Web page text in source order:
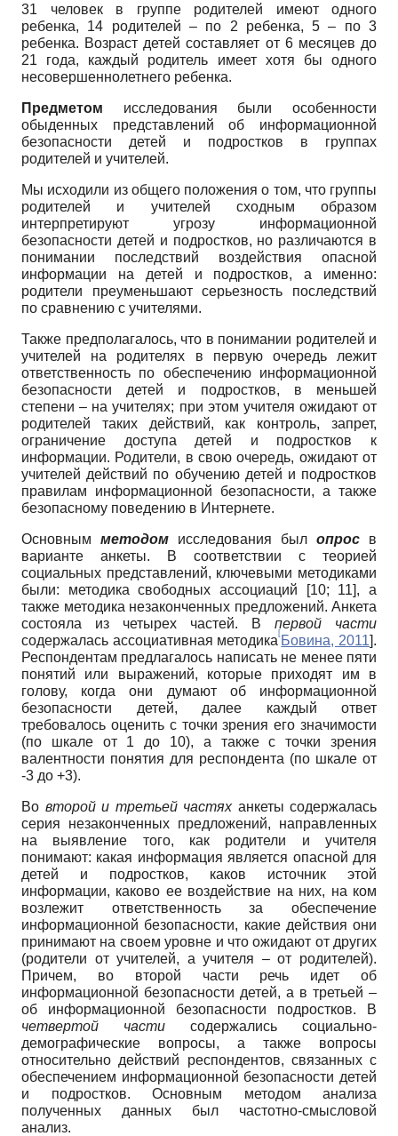
31 человек в группе родителей имеют одного
ребенка, 14 родителей – по 2 ребенка, 5 – по 3
ребенка. Возраст детей составляет от 6 месяцев до
21 года, каждый родитель имеет хотя бы одного
несовершеннолетнего ребенка.
Предметом исследования были особенности
обыденных представлений об информационной
безопасности детей и подростков в группах
родителей и учителей.
Мы исходили из общего положения о том, что группы
родителей и учителей сходным образом
интерпретируют угрозу информационной
безопасности детей и подростков, но различаются в
понимании последствий воздействия опасной
информации на детей и подростков, а именно:
родители преуменьшают серьезность последствий
по сравнению с учителями.
Также предполагалось, что в понимании родителей и
учителей на родителях в первую очередь лежит
ответственность по обеспечению информационной
безопасности детей и подростков, в меньшей
степени – на учителях; при этом учителя ожидают от
родителей таких действий, как контроль, запрет,
ограничение доступа детей и подростков к
информации. Родители, в свою очередь, ожидают от
учителей действий по обучению детей и подростков
правилам информационной безопасности, а также
безопасному поведению в Интернете.
Основным методом исследования был опрос в
варианте анкеты. В соответствии с теорией
социальных представлений, ключевыми методиками
были: методика свободных ассоциаций [10; 11], а
также методика незаконченных предложений. Анкета
состояла из четырех частей. В первой части
содержалась ассоциативная методика[ Бовина, 2011].
Респондентам предлагалось написать не менее пяти
понятий или выражений, которые приходят им в
голову, когда они думают об информационной
безопасности детей, далее каждый ответ
требовалось оценить с точки зрения его значимости
(по шкале от 1 до 10), а также с точки зрения
валентности понятия для респондента (по шкале от
-3 до +3).
Во второй и третьей частяханкеты содержалась
серия незаконченных предложений, направленных
на выявление того, как родители и учителя
понимают: какая информация является опасной для
детей и подростков, каков источник этой
информации, каково ее воздействие на них, на ком
возлежит ответственность за обеспечение
информационной безопасности, какие действия они
принимают на своем уровне и что ожидают от других
(родители от учителей, а учителя – от родителей).
Причем, во второй части речь идет об
информационной безопасности детей, а в третьей –
об информационной безопасности подростков. В
четвертой части содержались социально-
демографические вопросы, а также вопросы
относительно действий респондентов, связанных с
обеспечением информационной безопасности детей
и подростков. Основным методом анализа
полученных данных был частотно-смысловой
анализ.